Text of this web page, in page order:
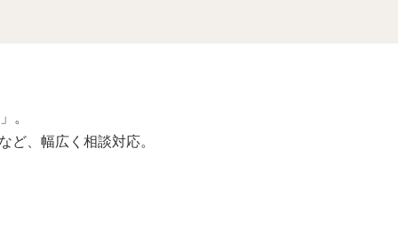
。
ど、幅広く相談対応。